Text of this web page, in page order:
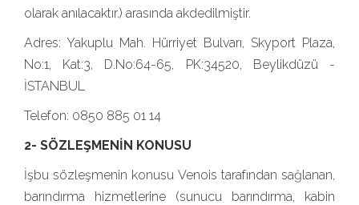
olarak anılacaktır.) arasında akdedilmiştir.
Adres: Yakuplu Mah. Hürriyet Bulvarı, Skyport Plaza,
No:1, Kat:3, D.No:64-65, PK:34520, Beylikdüzü -
İSTANBUL
Telefon: 0850 885 01 14
2- SÖZLEŞMENİN KONUSU
İşbu sözleşmenin konusu Venois tarafından sağlanan,
barındırma hizmetlerine (sunucu barındırma, kabin